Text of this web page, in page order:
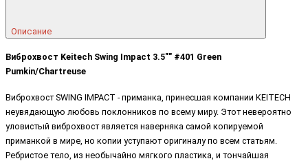
Описание
Виброхвост Keitech Swing Impact 3.5"" #401 Green
Pumkin/Chartreuse
Виброхвост SWING IMPACT - приманка, принесшая компании KEITECH
неувядающую любовь поклонников по всему миру. Этот невероятно
уловистый виброхвост является наверняка самой копируемой
приманкой в мире, но копии уступают оригиналу по всем статьям.
Ребристое тело, из необычайно мягкого пластика, и тончайшая